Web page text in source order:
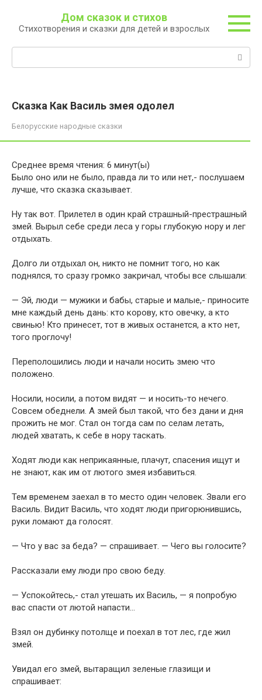
контенту
Дом сказок и стихов
Стихотворения и сказки для детей и взрослых
Сказка Как Василь змея одолел
Белорусские народные сказки
Среднее время чтения: 6 минут(ы)
Было оно или не было, правда ли то или нет,- послушаем
лучше, что сказка сказывает.
Ну так вот. Прилетел в один край страшный-престрашный
змей. Вырыл себе среди леса у горы глубокую нору и лег
отдыхать.
Долго ли отдыхал он, никто не помнит того, но как
поднялся, то сразу громко закричал, чтобы все слышали:
— Эй, люди — мужики и бабы, старые и малые,- приносите
мне каждый день дань: кто корову, кто овечку, а кто
свинью! Кто принесет, тот в живых останется, а кто нет,
того проглочу!
Переполошились люди и начали носить змею что
положено.
Носили, носили, а потом видят — и носить-то нечего.
Совсем обеднели. А змей был такой, что без дани и дня
прожить не мог. Стал он тогда сам по селам летать,
людей хватать, к себе в нору таскать.
Ходят люди как неприкаянные, плачут, спасения ищут и
не знают, как им от лютого змея избавиться.
Тем временем заехал в то место один человек. Звали его
Василь. Видит Василь, что ходят люди пригорюнившись,
руки ломают да голосят.
— Что у вас за беда? — спрашивает. — Чего вы голосите?
Рассказали ему люди про свою беду.
— Успокойтесь,- стал утешать их Василь, — я попробую
вас спасти от лютой напасти…
Взял он дубинку потолще и поехал в тот лес, где жил
змей.
Увидал его змей, вытаращил зеленые глазищи и
спрашивает: